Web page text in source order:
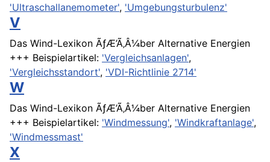
'Ultraschallanemometer', 'Umgebungsturbulenz'
V
Das Wind-Lexikon ÃƒÆ’Ã‚Â¼ber Alternative Energien
+++ Beispielartikel: 'Vergleichsanlagen',
'Vergleichsstandort', 'VDI-Richtlinie 2714'
W
Das Wind-Lexikon ÃƒÆ’Ã‚Â¼ber Alternative Energien
+++ Beispielartikel: 'Windmessung', 'Windkraftanlage',
'Windmessmast'
X